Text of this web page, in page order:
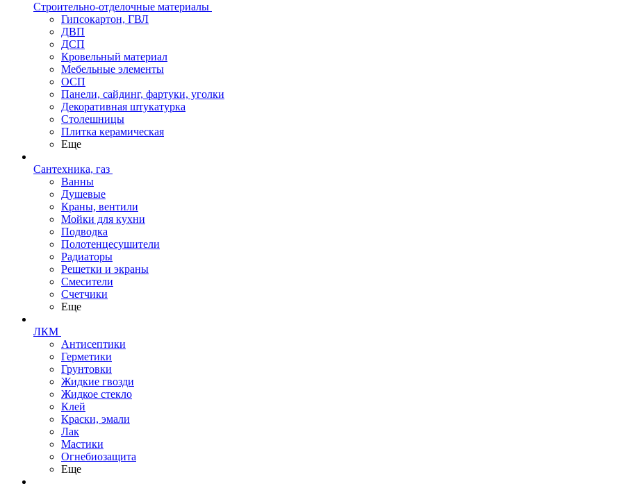
Строительно-отделочные материалы
Гипсокартон, ГВЛ
ДВП
ДСП
Кровельный материал
Мебельные элементы
ОСП
Панели, сайдинг, фартуки, уголки
Декоративная штукатурка
Столешницы
Плитка керамическая
Еще
Сантехника, газ
Ванны
Душевые
Краны, вентили
Мойки для кухни
Подводка
Полотенцесушители
Радиаторы
Решетки и экраны
Смесители
Счетчики
Еще
ЛКМ
Антисептики
Герметики
Грунтовки
Жидкие гвозди
Жидкое стекло
Клей
Краски, эмали
Лак
Мастики
Огнебиозащита
Еще